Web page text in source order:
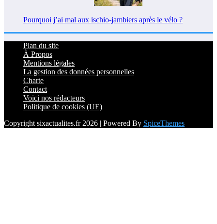
Pourquoi j’ai mal aux ischio-jambiers après le vélo ?
Plan du site
À Propos
Mentions légales
La gestion des données personnelles
Charte
Contact
Voici nos rédacteurs
Politique de cookies (UE)
Copyright sixactualites.fr 2026 | Powered By SpiceThemes